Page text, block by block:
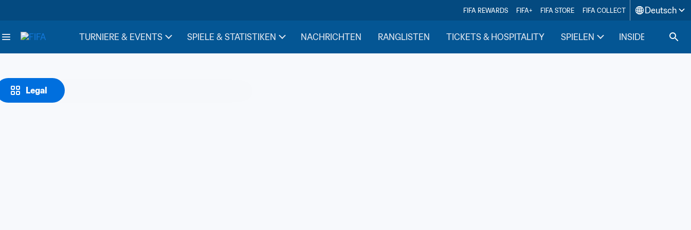
FIFA REWARDS FIFA+ FIFA STORE FIFA COLLECT Deutsch
TURNIERE & EVENTS SPIELE & STATISTIKEN NACHRICHTEN RANGLISTEN TICKETS & HOSPITALITY SPIELEN INSIDE FIFA
Legal